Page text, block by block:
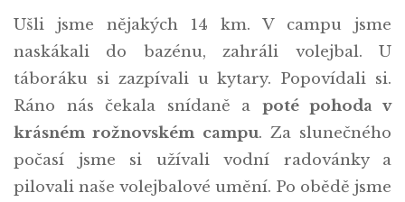
Ušli jsme nějakých 14 km. V campu jsme
naskákali do bazénu, zahráli volejbal. U
táboráku si zazpívali u kytary. Popovídali si.
Ráno nás čekala snídaně a poté pohoda v
krásném rožnovském campu. Za slunečného
počasí jsme si užívali vodní radovánky a
pilovali naše volejbalové umění. Po obědě jsme